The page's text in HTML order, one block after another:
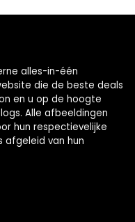
alles-in-één
die de beste deals
en u op de hoogte
Alle afbeeldingen
hun respectievelijke
afgeleid van hun